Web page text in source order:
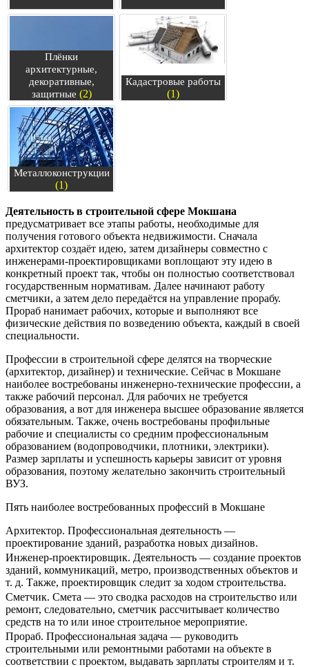
Плёнки
архитектурные,
декоративные,
защитные (2)
Кадастровые работы
(1)
Металлоконструкции
(1)
Деятельность в строительной сфере Мокшана
предусматривает все этапы работы, необходимые для
получения готового объекта недвижимости. Сначала
архитектор создаёт идею, затем дизайнеры совместно с
инженерами-проектировщиками воплощают эту идею в
конкретный проект так, чтобы он полностью соответствовал
государственным нормативам. Далее начинают работу
сметчики, а затем дело передаётся на управление прорабу.
Прораб нанимает рабочих, которые и выполняют все
физические действия по возведению объекта, каждый в своей
специальности.
Профессии в строительной сфере делятся на творческие
(архитектор, дизайнер) и технические. Сейчас в Мокшане
наиболее востребованы инженерно-технические профессии, а
также рабочий персонал. Для рабочих не требуется
образования, а вот для инженера высшее образование является
обязательным. Также, очень востребованы профильные
рабочие и специалисты со средним профессиональным
образованием (водопроводчики, плотники, электрики).
Размер зарплаты и успешность карьеры зависит от уровня
образования, поэтому желательно закончить строительный
ВУЗ.
Пять наиболее востребованных профессий в Мокшане
Архитектор. Профессиональная деятельность —
проектирование зданий, разработка новых дизайнов.
Инженер-проектировщик. Деятельность — создание проектов
зданий, коммуникаций, метро, производственных объектов и
т. д. Также, проектировщик следит за ходом строительства.
Сметчик. Смета — это сводка расходов на строительство или
ремонт, следовательно, сметчик рассчитывает количество
средств на то или иное строительное мероприятие.
Прораб. Профессиональная задача — руководить
строительными или ремонтными работами на объекте в
соответствии с проектом, выдавать зарплаты строителям и т.